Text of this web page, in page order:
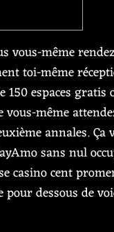
vous-même
toi-même
150 espaces
vous-même
annales.
sans nul
casino cent
dessous de